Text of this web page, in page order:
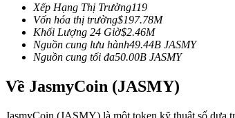
Futures sử dụng USDC làm tài sản thế chấp
Xếp Hạng Thị Trường119
Vốn hóa thị trường$197.78M
Khối Lượng 24 Giờ$2.46M
Nguồn cung lưu hành49.44B JASMY
Nguồn cung tối đa50.00B JASMY
Về JasmyCoin (JASMY)
JasmyCoin (JASMY) là một token kỹ thuật số dựa